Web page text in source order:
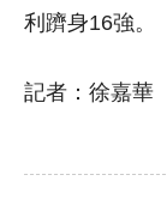
利躋身16強。
記者：徐嘉華